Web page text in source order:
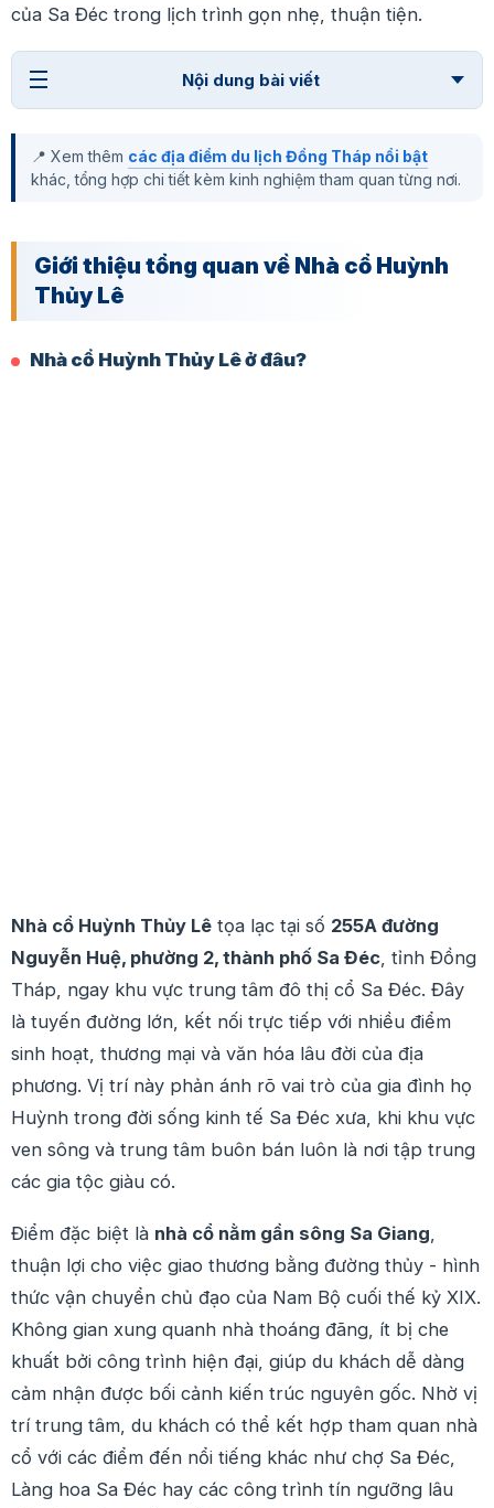
của Sa Đéc trong lịch trình gọn nhẹ, thuận tiện.
Nội dung bài viết
📍 Xem thêm các địa điểm du lịch Đồng Tháp nổi bật
khác, tổng hợp chi tiết kèm kinh nghiệm tham quan từng nơi.
Giới thiệu tổng quan về Nhà cổ Huỳnh
Thủy Lê
Nhà cổ Huỳnh Thủy Lê ở đâu?
Nhà cổ Huỳnh Thủy Lê tọa lạc tại số 255A đường
Nguyễn Huệ, phường 2, thành phố Sa Đéc , tỉnh Đồng
Tháp, ngay khu vực trung tâm đô thị cổ Sa Đéc. Đây
là tuyến đường lớn, kết nối trực tiếp với nhiều điểm
sinh hoạt, thương mại và văn hóa lâu đời của địa
phương. Vị trí này phản ánh rõ vai trò của gia đình họ
Huỳnh trong đời sống kinh tế Sa Đéc xưa, khi khu vực
ven sông và trung tâm buôn bán luôn là nơi tập trung
các gia tộc giàu có.
Điểm đặc biệt là nhà cổ nằm gần sông Sa Giang
thuận lợi cho việc giao thương bằng đường thủy - hình
thức vận chuyển chủ đạo của Nam Bộ cuối thế kỷ XIX.
Không gian xung quanh nhà thoáng đãng, ít bị che
khuất bởi công trình hiện đại, giúp du khách dễ dàng
cảm nhận được bối cảnh kiến trúc nguyên gốc. Nhờ vị
trí trung tâm, du khách có thể kết hợp tham quan nhà
cổ với các điểm đến nổi tiếng khác như chợ Sa Đéc,
Làng hoa Sa Đéc hay các công trình tín ngưỡng lâu